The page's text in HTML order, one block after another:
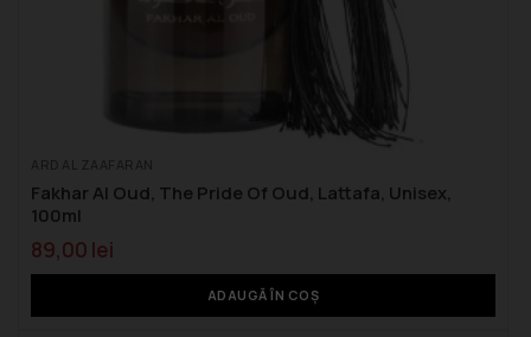
Fakhar Al Oud, The Pride Of Oud, Lattafa, Unisex,
100ml
89,00 lei
ADAUGĂ ÎN COȘ